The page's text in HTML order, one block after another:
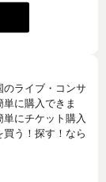
のライブ・コンサ
に購入できま
にチケット購入
う！探す！なら